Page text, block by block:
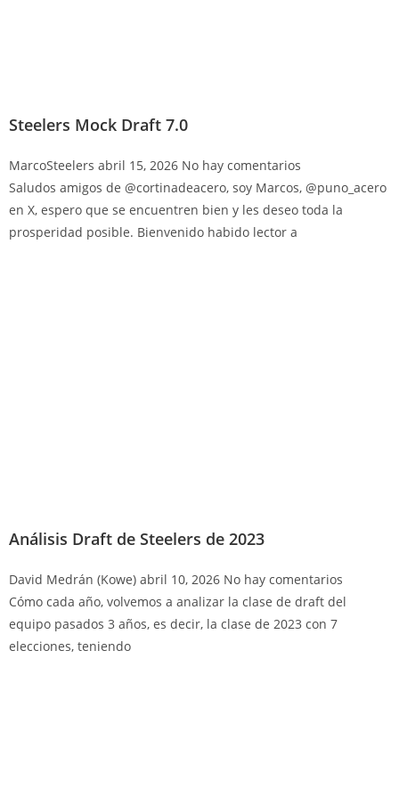
Steelers Mock Draft 7.0
MarcoSteelers abril 15, 2026 No hay comentarios
Saludos amigos de @cortinadeacero, soy Marcos, @puno_acero
en X, espero que se encuentren bien y les deseo toda la
prosperidad posible. Bienvenido habido lector a
Análisis Draft de Steelers de 2023
David Medrán (Kowe) abril 10, 2026 No hay comentarios
Cómo cada año, volvemos a analizar la clase de draft del
equipo pasados 3 años, es decir, la clase de 2023 con 7
elecciones, teniendo